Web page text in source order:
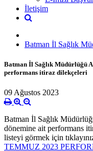
İletişim
Batman İl Sağlık
Batman İl Sağlık Müdürlüğü
performans itiraz dilekçeleri
09 Ağustos 2023
Batman İl Sağlık
dönemine ait performans
listeyi görmek için
TEMMUZ 2023